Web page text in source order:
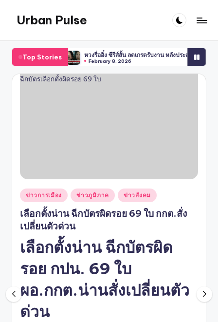
content
Urban Pulse
Top Stories
หวงรื่ออิ๋ง ซีรีส์สั้น ลดเกรดรับงาน หลังประสบอุบัติเหตุ
February 8, 2026
เอส กันต
Posted
in
ข่าวการเมือง ข่าวภูมิภาค ข่าวสังคม
เลือกตั้งน่าน ฉีกบัตรผิดรอย 69 ใบ กกต.สั่ง
เปลี่ยนตัวด่วน
เลือกตั้งน่าน ฉีกบัตรผิด
รอย กปน. 69 ใบ
ผอ.กกต.น่านสั่งเปลี่ยนตัว
ด่วน